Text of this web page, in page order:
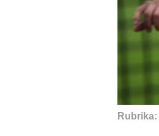
Rubrika: